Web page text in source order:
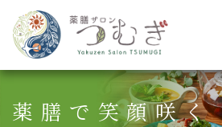
Main Navigation
薬膳で笑顔咲く